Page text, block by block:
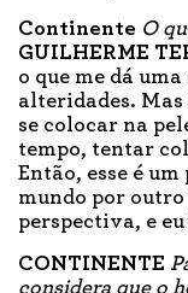
Continente O
GUILHERME
o que me dá
alteridades.
se colocar na
tempo, tentar
Então, esse é
mundo por
perspectiva, e
CONTINENTE
considera que o